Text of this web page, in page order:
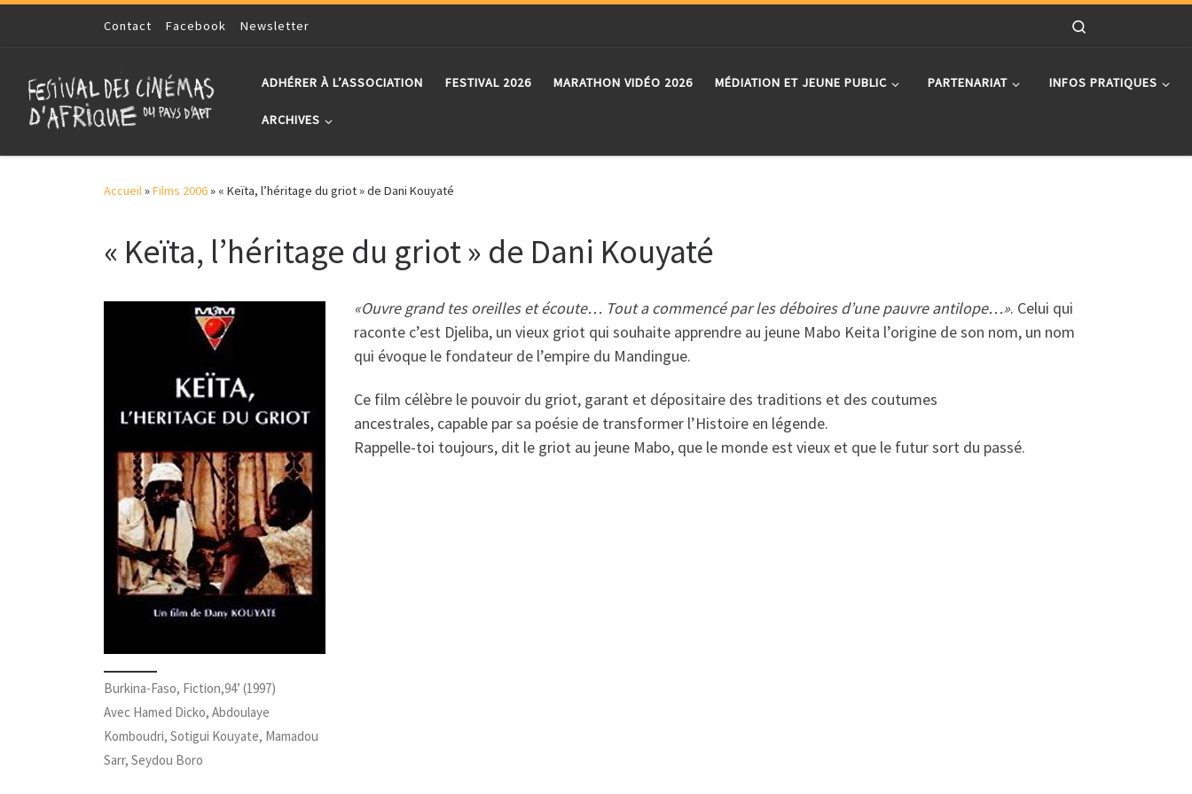
Skip to contentContact Facebook Newsletter
ADHÉRER À L’ASSOCIATION FESTIVAL 2026 MARATHON VIDÉO 2026 MÉDIATION ET JEUNE PUBLIC PARTENARIAT INFOS PRATIQUES
ARCHIVES
Accueil»Films 2006» « Keïta, l’héritage du griot » de Dani Kouyaté
« Keïta, l’héritage du griot » de Dani Kouyaté
Burkina-Faso, Fiction,94’ (1997)
Avec Hamed Dicko, Abdoulaye
Komboudri, Sotigui Kouyate, Mamadou
Sarr, Seydou Boro
«Ouvre grand tes oreilles et écoute… Tout a commencé par les déboires d’une pauvre antilope…». Celui qui
raconte c’est Djeliba, un vieux griot qui souhaite apprendre au jeune Mabo Keita l’origine de son nom, un nom
qui évoque le fondateur de l’empire du Mandingue.
Ce film célèbre le pouvoir du griot, garant et dépositaire des traditions et des coutumes
ancestrales, capable par sa poésie de transformer l’Histoire en légende.
Rappelle-toi toujours, dit le griot au jeune Mabo, que le monde est vieux et que le futur sort du passé.